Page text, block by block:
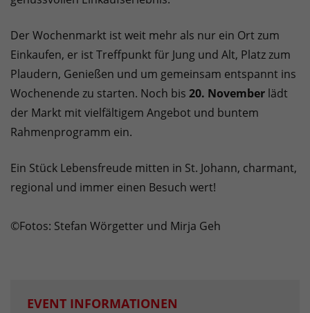
Der Wochenmarkt ist weit mehr als nur ein Ort zum
Einkaufen, er ist Treffpunkt für Jung und Alt, Platz zum
Plaudern, Genießen und um gemeinsam entspannt ins
Wochenende zu starten. Noch bis 20. November lädt
der Markt mit vielfältigem Angebot und buntem
Rahmenprogramm ein.
Ein Stück Lebensfreude mitten in St. Johann, charmant,
regional und immer einen Besuch wert!
©Fotos: Stefan Wörgetter und Mirja Geh
EVENT INFORMATIONEN